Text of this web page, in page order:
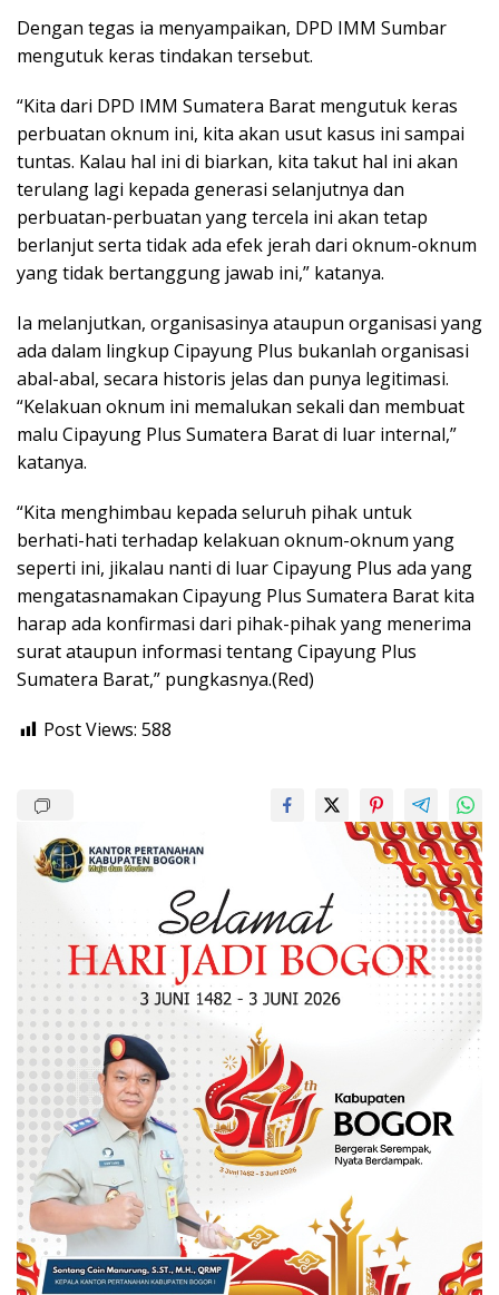
Dengan tegas ia menyampaikan, DPD IMM Sumbar
mengutuk keras tindakan tersebut.
“Kita dari DPD IMM Sumatera Barat mengutuk keras
perbuatan oknum ini, kita akan usut kasus ini sampai
tuntas. Kalau hal ini di biarkan, kita takut hal ini akan
terulang lagi kepada generasi selanjutnya dan
perbuatan-perbuatan yang tercela ini akan tetap
berlanjut serta tidak ada efek jerah dari oknum-oknum
yang tidak bertanggung jawab ini,” katanya.
Ia melanjutkan, organisasinya ataupun organisasi yang
ada dalam lingkup Cipayung Plus bukanlah organisasi
abal-abal, secara historis jelas dan punya legitimasi.
“Kelakuan oknum ini memalukan sekali dan membuat
malu Cipayung Plus Sumatera Barat di luar internal,”
katanya.
“Kita menghimbau kepada seluruh pihak untuk
berhati-hati terhadap kelakuan oknum-oknum yang
seperti ini, jikalau nanti di luar Cipayung Plus ada yang
mengatasnamakan Cipayung Plus Sumatera Barat kita
harap ada konfirmasi dari pihak-pihak yang menerima
surat ataupun informasi tentang Cipayung Plus
Sumatera Barat,” pungkasnya.(Red)
Post Views: 588